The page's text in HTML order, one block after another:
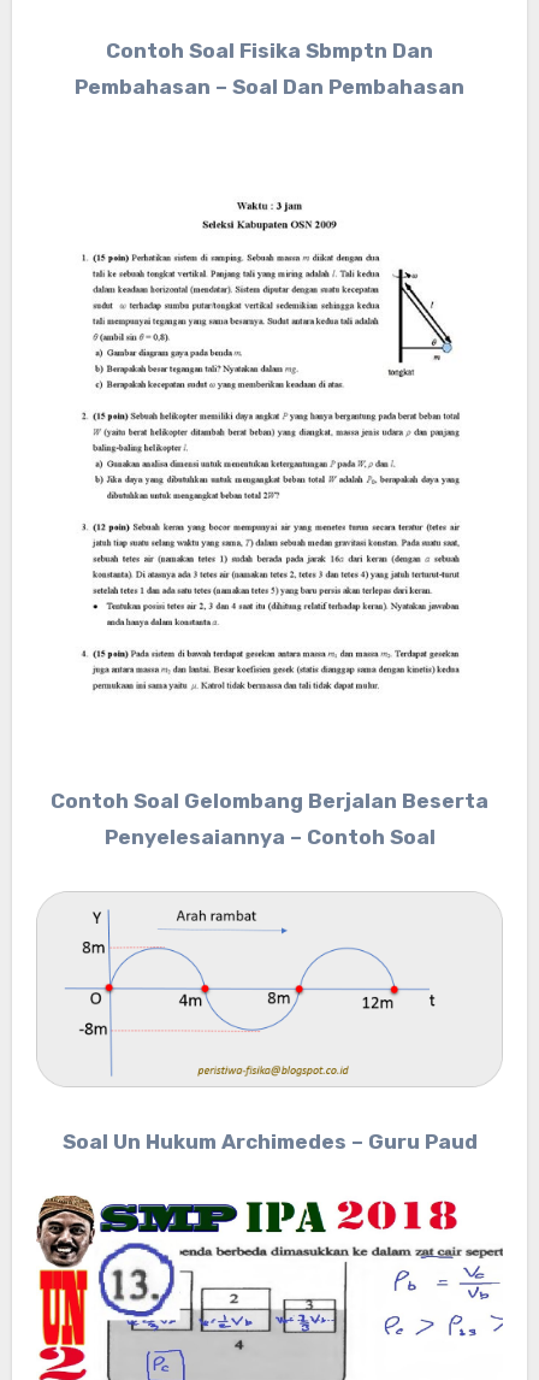
Contoh Soal Fisika Sbmptn Dan
Pembahasan – Soal Dan Pembahasan
Contoh Soal Gelombang Berjalan Beserta
Penyelesaiannya – Contoh Soal
Soal Un Hukum Archimedes – Guru Paud